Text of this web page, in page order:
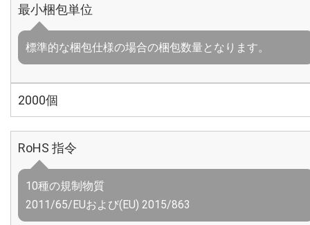
最小梱包単位
標準的な梱包仕様の場合の梱包数量となります。
2000個
RoHS 指令
10種の規制物質
2011/65/EUおよび(EU) 2015/863